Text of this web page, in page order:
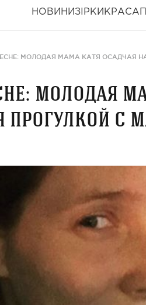
НОВИНИ ЗІРКИ КРАСА
МОЛОДАЯ МАМА КАТЯ ОСАДЧАЯ
молодая
прогулкой с